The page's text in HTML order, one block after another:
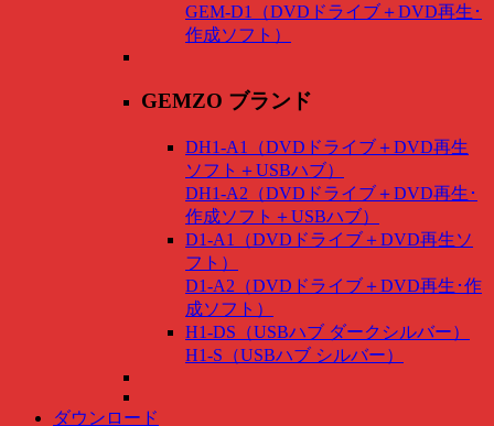
GEM-D1（DVDドライブ＋DVD再生･
作成ソフト）
GEMZO ブランド
DH1-A1（DVDドライブ＋DVD再生
ソフト＋USBハブ）
DH1-A2（DVDドライブ＋DVD再生･
作成ソフト＋USBハブ）
D1-A1（DVDドライブ＋DVD再生ソ
フト）
D1-A2（DVDドライブ＋DVD再生･作
成ソフト）
H1-DS（USBハブ ダークシルバー）
H1-S（USBハブ シルバー）
ダウンロード